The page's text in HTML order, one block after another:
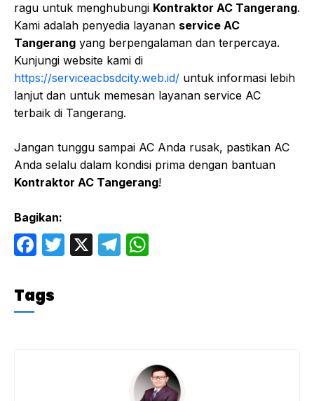
ragu untuk menghubungi Kontraktor AC Tangerang.
Kami adalah penyedia layanan service AC
Tangerang yang berpengalaman dan terpercaya.
Kunjungi website kami di
https://serviceacbsdcity.web.id/ untuk informasi lebih
lanjut dan untuk memesan layanan service AC
terbaik di Tangerang.
Jangan tunggu sampai AC Anda rusak, pastikan AC
Anda selalu dalam kondisi prima dengan bantuan
Kontraktor AC Tangerang!
Bagikan:
F
c
e
T
X
T
p
Tags